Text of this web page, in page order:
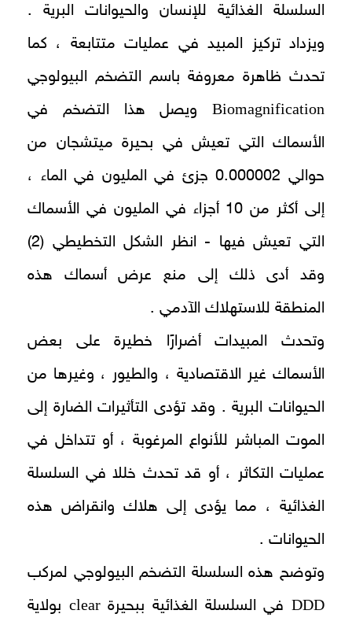
السلسلة الغذائية للإنسان والحيوانات البرية .
ويزداد تركيز المبيد في عمليات متتابعة ، كما
تحدث ظاهرة معروفة باسم التضخم البيولوجي
Biomagnification ويصل هذا التضخم في
الأسماك التي تعيش في بحيرة ميتشجان من
حوالي 0.000002 جزئ في المليون في الماء ،
إلى أكثر من 10 أجزاء في المليون في الأسماك
التي تعيش فيها - انظر الشكل التخطيطي (2)
وقد أدى ذلك إلى منع عرض أسماك هذه
المنطقة للاستهلاك الآدمي .
وتحدث المبيدات أضرارًا خطيرة على بعض
الأسماك غير الاقتصادية ، والطيور ، وغيرها من
الحيوانات البرية . وقد تؤدى التأثيرات الضارة إلى
الموت المباشر للأنواع المرغوبة ، أو تتداخل في
عمليات التكاثر ، أو قد تحدث خللا في السلسلة
الغذائية ، مما يؤدى إلى هلاك وانقراض هذه
الحيوانات .
وتوضح هذه السلسلة التضخم البيولوجي لمركب
DDDفي السلسلة الغذائية ببحيرةclear بولاية